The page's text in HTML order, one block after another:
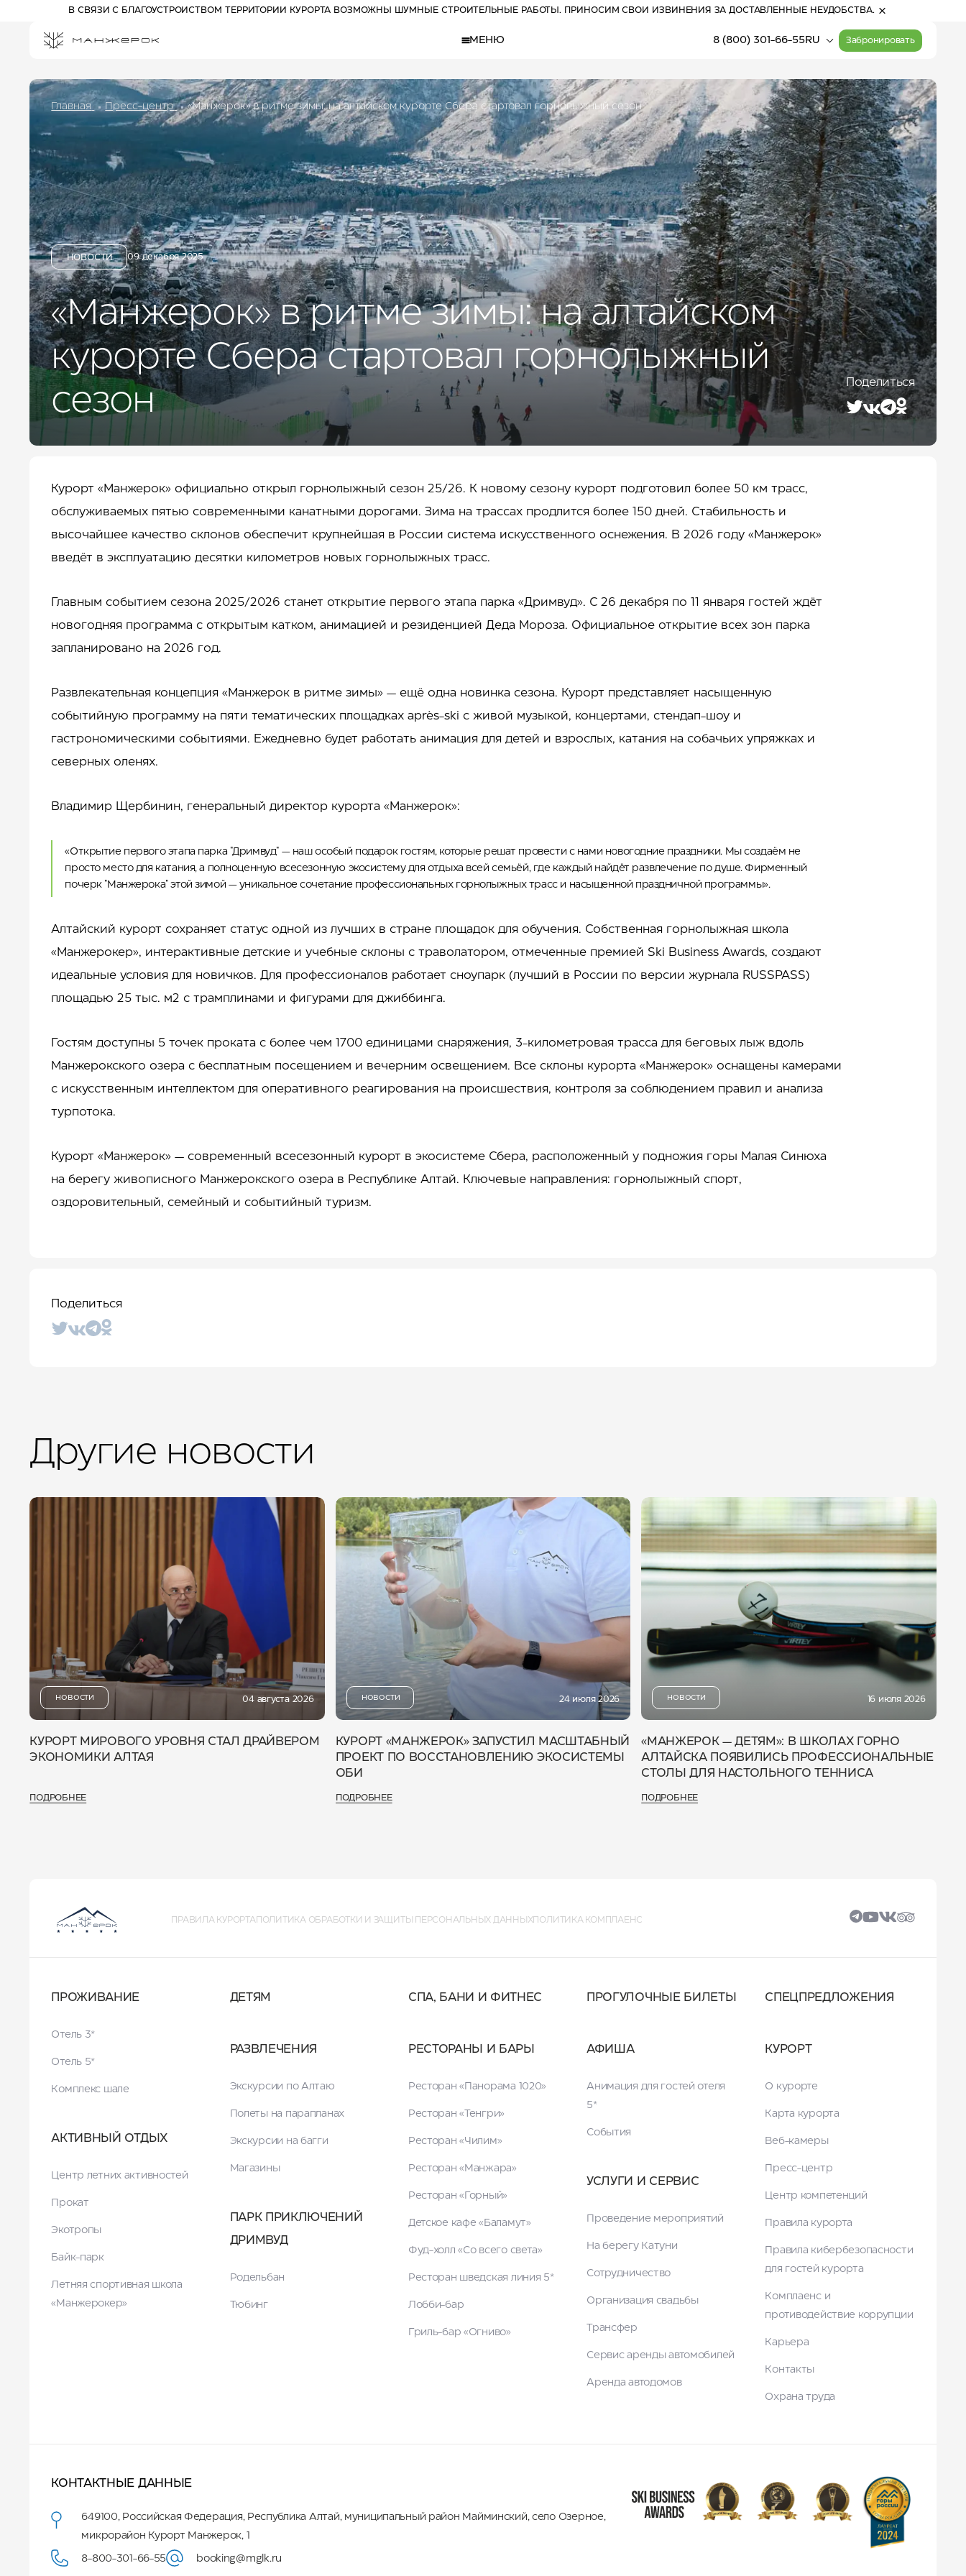
В СВЯЗИ С БЛАГОУСТРОЙСТВОМ ТЕРРИТОРИИ КУРОРТА ВОЗМОЖНЫ ШУМНЫЕ СТРОИТЕЛЬНЫЕ РАБОТЫ. ПРИНОСИМ СВОИ ИЗВИНЕНИЯ ЗА ДОСТАВЛЕННЫЕ НЕУДОБСТВА.
МЕНЮ 8 (800) 301-66-55RU Забронировать
Отель 3*
Комплекс шале
Отель 5*
СПЕЦПРЕДЛОЖЕНИЯ
РАЗВЛЕЧЕНИЯ
АФИША
АКТИВНЫЙ ОТДЫХ
ПРОГУЛОЧНЫЕ БИЛЕТЫ
КАНАТНЫЕ ДОРОГИ
ПАРК ПРИКЛЮЧЕНИЙ
ДРИМВУД
ДЕТЯМ
СПА И ФИТНЕС
БАННЫЙ КОМПЛЕКС
РЕСТОРАНЫ И БАРЫ
ДЛЯ БИЗНЕСА
УСЛУГИ И СЕРВИС
КУРОРТ
КОНТАКТЫ
21:29(Алтай)
Прогулочные билеты
на канатные дороги
Расписание работы
канатных дорог
20°С
облачно с
прояснениями
Активный отдых
Карта курорта
Лето 2026
Главная Пресс-центр «Манжерок» в ритме зимы: на алтайском курорте Сбера стартовал горнолыжный сезон
НОВОСТИ 09 декабря 2025
«Манжерок» в ритме зимы: на алтайском
курорте Сбера стартовал горнолыжный
сезон
Поделиться
Курорт «Манжерок» официально открыл горнолыжный сезон 25/26. К новому сезону курорт подготовил более 50 км трасс,
обслуживаемых пятью современными канатными дорогами. Зима на трассах продлится более 150 дней. Стабильность и
высочайшее качество склонов обеспечит крупнейшая в России система искусственного оснежения. В 2026 году «Манжерок»
введёт в эксплуатацию десятки километров новых горнолыжных трасс.
Главным событием сезона 2025/2026 станет открытие первого этапа парка «Дримвуд». С 26 декабря по 11 января гостей ждёт
новогодняя программа с открытым катком, анимацией и резиденцией Деда Мороза. Официальное открытие всех зон парка
запланировано на 2026 год.
Развлекательная концепция «Манжерок в ритме зимы» — ещё одна новинка сезона. Курорт представляет насыщенную
событийную программу на пяти тематических площадках après-ski с живой музыкой, концертами, стендап-шоу и
гастрономическими событиями. Ежедневно будет работать анимация для детей и взрослых, катания на собачьих упряжках и
северных оленях.
Владимир Щербинин, генеральный директор курорта «Манжерок»:
«Открытие первого этапа парка "Дримвуд" — наш особый подарок гостям, которые решат провести с нами новогодние праздники. Мы создаём не
просто место для катания, а полноценную всесезонную экосистему для отдыха всей семьёй, где каждый найдёт развлечение по душе. Фирменный
почерк "Манжерока" этой зимой — уникальное сочетание профессиональных горнолыжных трасс и насыщенной праздничной программы».
Алтайский курорт сохраняет статус одной из лучших в стране площадок для обучения. Собственная горнолыжная школа
«Манжерокер», интерактивные детские и учебные склоны с траволатором, отмеченные премией Ski Business Awards, создают
идеальные условия для новичков. Для профессионалов работает сноупарк (лучший в России по версии журнала RUSSPASS)
площадью 25 тыс. м2 с трамплинами и фигурами для джиббинга.
Гостям доступны 5 точек проката с более чем 1700 единицами снаряжения, 3-километровая трасса для беговых лыж вдоль
Манжерокского озера с бесплатным посещением и вечерним освещением. Все склоны курорта «Манжерок» оснащены камерами
с искусственным интеллектом для оперативного реагирования на происшествия, контроля за соблюдением правил и анализа
турпотока.
Курорт «Манжерок» — современный всесезонный курорт в экосистеме Сбера, расположенный у подножия горы Малая Синюха
на берегу живописного Манжерокского озера в Республике Алтай. Ключевые направления: горнолыжный спорт,
оздоровительный, семейный и событийный туризм.
Поделиться
Другие новости
НОВОСТИ 04 августа 2026
КУРОРТ МИРОВОГО УРОВНЯ СТАЛ ДРАЙВЕРОМ
ЭКОНОМИКИ АЛТАЯ
ПОДРОБНЕЕ
НОВОСТИ 24 июля 2026
КУРОРТ «МАНЖЕРОК» ЗАПУСТИЛ МАСШТАБНЫЙ
ПРОЕКТ ПО ВОССТАНОВЛЕНИЮ ЭКОСИСТЕМЫ
ОБИ
ПОДРОБНЕЕ
НОВОСТИ 16 июля 2026
«МАНЖЕРОК — ДЕТЯМ»: В ШКОЛАХ ГОРНО
АЛТАЙСКА ПОЯВИЛИСЬ ПРОФЕССИОНАЛЬНЫЕ
СТОЛЫ ДЛЯ НАСТОЛЬНОГО ТЕННИСА
ПОДРОБНЕЕ
ПРАВИЛА КУРОРТА ПОЛИТИКА ОБРАБОТКИ И ЗАЩИТЫ ПЕРСОНАЛЬНЫХ ДАННЫХ ПОЛИТИКА КОМПЛАЕНС
ПРОЖИВАНИЕ
Отель 3*
Отель 5*
Комплекс шале
АКТИВНЫЙ ОТДЫХ
Центр летних активностей
Прокат
Экотропы
Байк-парк
Летняя спортивная школа
«Манжерокер»
ДЕТЯМ
РАЗВЛЕЧЕНИЯ
Экскурсии по Алтаю
Полеты на парапланах
Экскурсии на багги
Магазины
ПАРК ПРИКЛЮЧЕНИЙ
ДРИМВУД
Родельбан
Тюбинг
СПА, БАНИ И ФИТНЕС
РЕСТОРАНЫ И БАРЫ
Ресторан «Панорама 1020»
Ресторан «Тенгри»
Ресторан «Чилим»
Ресторан «Манжара»
Ресторан «Горный»
Детское кафе «Баламут»
Фуд-холл «Со всего света»
Ресторан шведская линия 5*
Лобби-бар
Гриль-бар «Огниво»
ПРОГУЛОЧНЫЕ БИЛЕТЫ
АФИША
Анимация для гостей отеля
5*
События
УСЛУГИ И СЕРВИС
Проведение мероприятий
На берегу Катуни
Сотрудничество
Организация свадьбы
Трансфер
Сервис аренды автомобилей
Аренда автодомов
СПЕЦПРЕДЛОЖЕНИЯ
КУРОРТ
О курорте
Карта курорта
Веб-камеры
Пресс-центр
Центр компетенций
Правила курорта
Правила кибербезопасности
для гостей курорта
Комплаенс и
противодействие коррупции
Карьера
Контакты
Охрана труда
КОНТАКТНЫЕ ДАННЫЕ
649100, Российская Федерация, Республика Алтай, муниципальный район Майминский,село Озерное,
микрорайон Курорт Манжерок, 1
8-800-301-66-55 booking@mglk.ru